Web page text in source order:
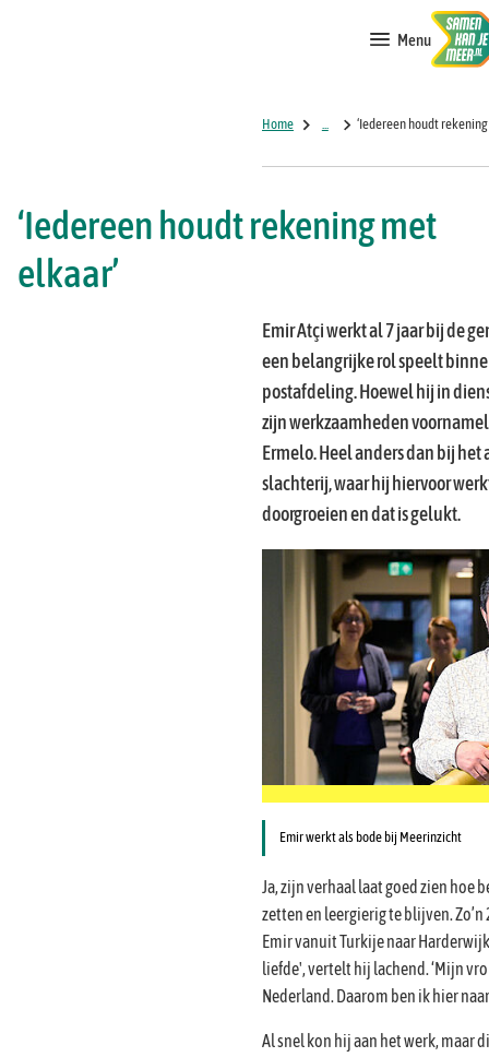
Menu
Home ‘Iedereen houdt
‘Iedereen houdt rekening met
elkaar’
Emir Atçi werkt al 7 jaar bij de
een belangrijke rol speelt
postafdeling. Hoewel hij in
zijn werkzaamheden
Ermelo. Heel anders dan bij
slachterij, waar hij hiervoor
doorgroeien en dat is gelukt.
Emir werkt als bode bij Meerinzicht
Ja, zijn verhaal laat goed zien hoe
zetten en leergierig te blijven.
Emir vanuit Turkije naar
liefde', vertelt hij lachend. ‘Mijn
Nederland. Daarom ben ik hier
Al snel kon hij aan het werk, maar